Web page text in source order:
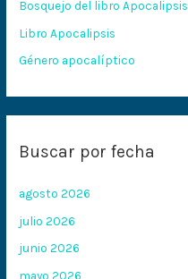
r
:
Bosquejo del libro Apocalipsis
Libro Apocalipsis
Género apocalíptico
Buscar por fecha
agosto 2026
julio 2026
junio 2026
mayo 2026